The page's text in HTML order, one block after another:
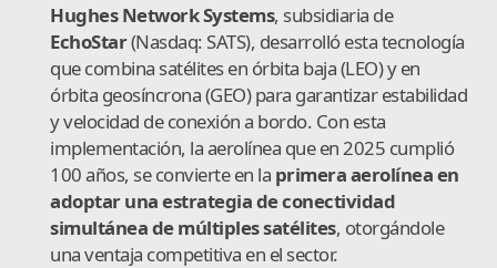
Hughes Network Systems, subsidiaria de
EchoStar(Nasdaq: SATS), desarrolló esta tecnología
que combina satélites en órbita baja (LEO) y en
órbita geosíncrona (GEO) para garantizar estabilidad
y velocidad de conexión a bordo. Con esta
implementación, la aerolínea que en 2025 cumplió
100 años, se convierte en la primera aerolínea en
adoptar una estrategia de conectividad
simultánea de múltiples satélites, otorgándole
una ventaja competitiva en el sector.